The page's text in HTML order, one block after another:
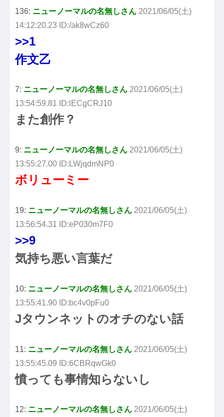
136: ニューノーマルの名無しさん 2021/06/05(土)
14:12:20.23 ID:/ak8wCz60
>>1
作文乙
7: ニューノーマルの名無しさん 2021/06/05(土)
13:54:59.81 ID:lECgCRJ10
また創作？
9: ニューノーマルの名無しさん 2021/06/05(土)
13:55:27.00 ID:LWjqdmNP0
ボリューミー
19: ニューノーマルの名無しさん 2021/06/05(土)
13:56:54.31 ID:eP030m7F0
>>9
気持ち悪い言葉だ
10: ニューノーマルの名無しさん 2021/06/05(土)
13:55:41.90 ID:bc4v0pFu0
Jタウンネットのオチのない話
11: ニューノーマルの名無しさん 2021/06/05(土)
13:55:45.09 ID:6CBRqwGk0
憤っても事情知らないし
12: ニューノーマルの名無しさん 2021/06/05(土)